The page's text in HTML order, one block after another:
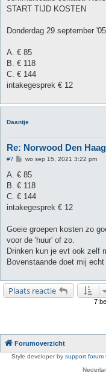
START TIJD KOSTEN
Donderdag 29 september
A. € 85
B. € 118
C. € 144
intakegesprek € 12
Daantje
Re: Norwood Den Haag
#7
B
r
c
h
wo sep 15, 2021 3:22 pm
A. € 85
B. € 118
C. € 144
intakegesprek € 12
Goeie groepen kosten zo
voor de 'huur' of zo.
Drinken kun je evt ook zelf
Bovenstaande doet mij
Plaats reactie
7
Forumoverzicht
Style developer by support forum